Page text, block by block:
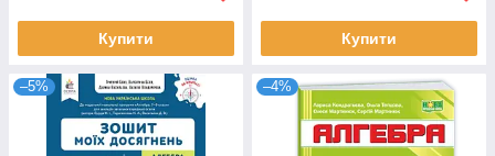
Купити Купити
–5% –4%